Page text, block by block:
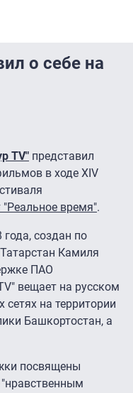
о себе на
TV" представил
в ходе XIV
время".
создан по
Камиля
ПАО
вещает на русском
на территории
Башкортостан, а
посвящены